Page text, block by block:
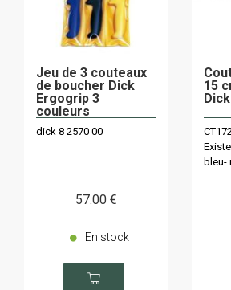
Jeu de 3 couteaux
de boucher Dick
Ergogrip 3
couleurs
dick 8 2570 00
57.00 €
En stock
15
bleu-